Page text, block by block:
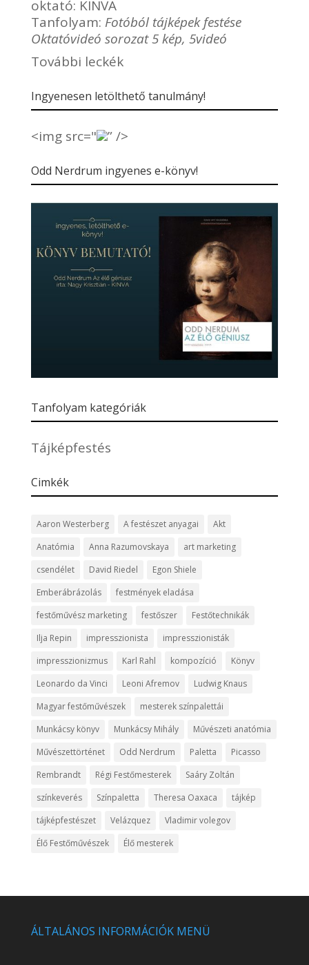
oktató: KINVA
Tanfolyam: Fotóból tájképek festése
Oktatóvideó sorozat 5 kép, 5videó
További leckék
Ingyenesen letölthető tanulmány!
<img src=" ” />
Odd Nerdrum ingyenes e-könyv!
Tanfolyam kategóriák
Tájképfestés
Cimkék
Aaron Westerberg A festészet anyagai
Akt
Anatómia
Anna Razumovskaya
art marketing
csendélet
David Riedel
Egon Shiele
Emberábrázolás
festmények eladása
festőművész marketing
festőszer
Festőtechnikák
Ilja Repin
impresszionista
impresszionisták
impresszionizmus
Karl Rahl kompozíció
Könyv
Leonardo da Vinci
Leoni Afremov
Ludwig Knaus
Magyar festőművészek
mesterek színpalettái
Munkácsy könyv
Munkácsy Mihály
Művészeti anatómia
Művészettörténet
Odd Nerdrum Paletta
Picasso
Rembrandt
Régi Festőmesterek
Saáry Zoltán
színkeverés
Színpaletta Theresa Oaxaca
tájkép
tájképfestészet
Velázquez
Vladimir volegov
Élő Festőművészek
Élő mesterek
ÁLTALÁNOS INFORMÁCIÓK MENÜ